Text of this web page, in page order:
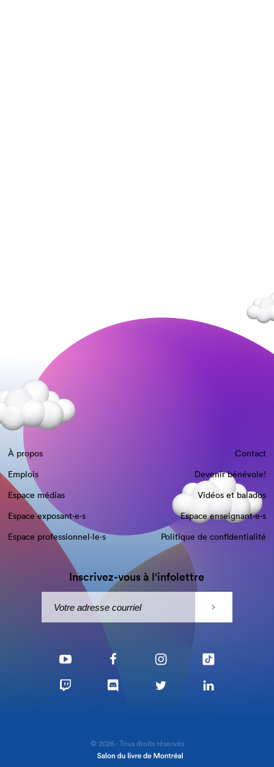
À propos
Contact
Emplois
Devenir bénévole!
Espace médias
Vidéos et balados
Espace exposant·e⋅s
Espace enseignant·e⋅s
Espace professionnel·le⋅s
Politique de confidentialité
Inscrivez-vous à l'infolettre
© 2026 - Tous droits réservés